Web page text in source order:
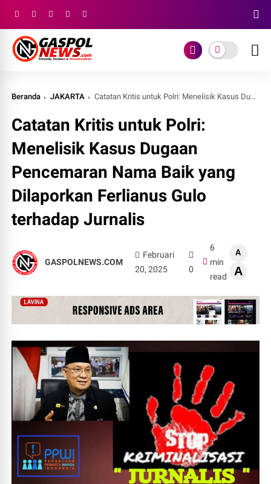
Beranda JAKARTA Catatan Kritis untuk Polri: Menelisik Kasus Dugaan Pencemaran Nama Baik yang Dilaporkan Ferlianus Gulo terhadap Jurnalis
Catatan Kritis untuk Polri:
Menelisik Kasus Dugaan
Pencemaran Nama Baik yang
Dilaporkan Ferlianus Gulo
terhadap Jurnalis
GASPOLNEWS.COM
Februari
20, 2025
0
6
min
read
A
A